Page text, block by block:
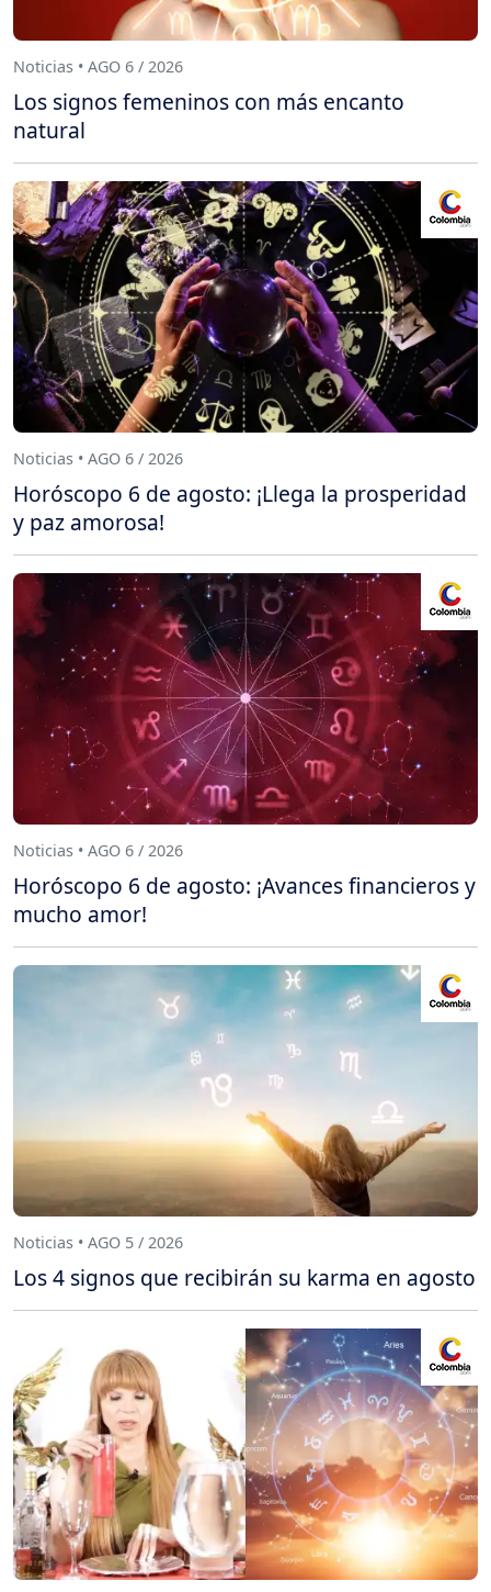
Noticias • AGO 6 / 2026
Los signos femeninos con más encanto
natural
Noticias • AGO 6 / 2026
Horóscopo 6 de agosto: ¡Llega la prosperidad
y paz amorosa!
Noticias • AGO 6 / 2026
Horóscopo 6 de agosto: ¡Avances financieros y
mucho amor!
Noticias • AGO 5 / 2026
Los 4 signos que recibirán su karma en agosto